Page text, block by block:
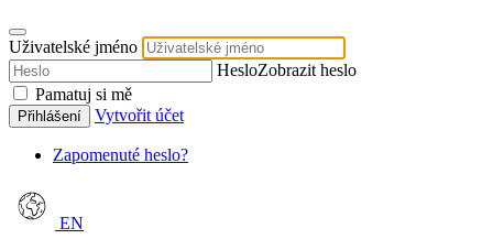
Uživatelské jméno
HesloZobrazit heslo
Pamatuj si mě
Přihlášení Vytvořit účet
Zapomenuté heslo?
EN